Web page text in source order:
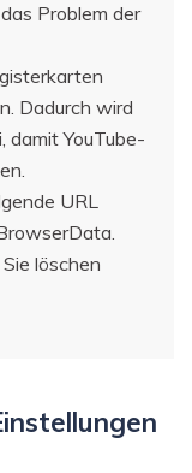
Problem der
Dadurch wird
damit YouTube-
URL
löschen